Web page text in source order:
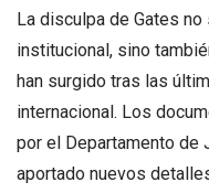
La disculpa de Gates
institucional, sino
han surgido tras las
internacional. Los
por el Departamento de
aportado nuevos